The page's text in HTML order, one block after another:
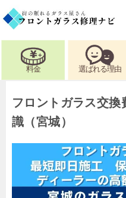
料金 選ばれる理由
フロントガラス交
識（宮城）